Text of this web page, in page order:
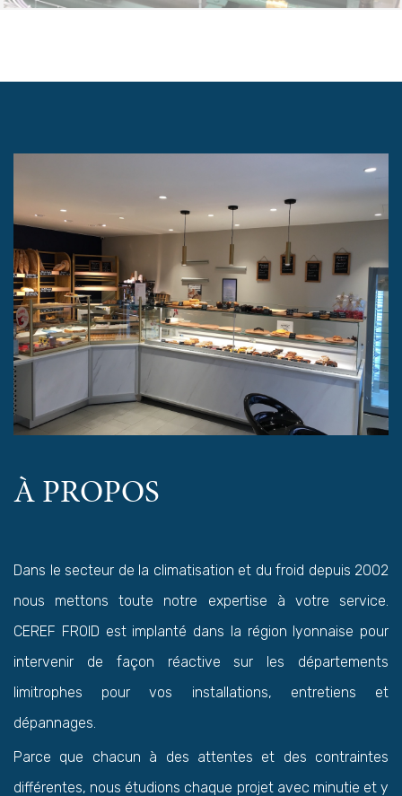
À PROPOS
Dans le secteur de la climatisation et du froid depuis 2002
nous mettons toute notre expertise à votre service.
CEREF FROID est implanté dans la région lyonnaise pour
intervenir de façon réactive sur les départements
limitrophes pour vos installations, entretiens et
dépannages.
Parce que chacun à des attentes et des contraintes
différentes, nous étudions chaque projet avec minutie et y